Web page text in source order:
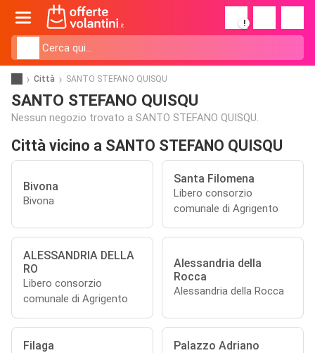
!
Città SANTO STEFANO QUISQU
SANTO STEFANO QUISQU
Nessun negozio trovato a SANTO STEFANO QUISQU.
Città vicino a SANTO STEFANO QUISQU
Bivona
Bivona
Santa Filomena
Libero consorzio
comunale di Agrigento
ALESSANDRIA DELLA
RO
Libero consorzio
comunale di Agrigento
Alessandria della
Rocca
Alessandria della Rocca
Filaga Palazzo Adriano